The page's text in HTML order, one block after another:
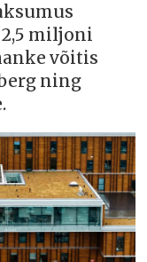
miljoni
võitis
ning